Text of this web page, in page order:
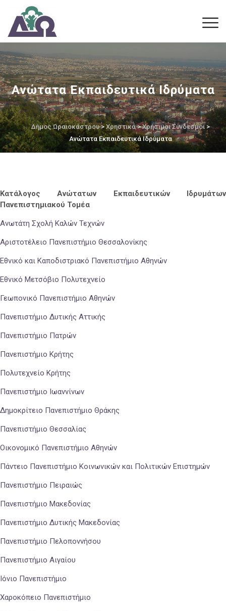
Ανώτατα Εκπαιδευτικά Ιδρύματα
Δήμος Ωραιοκάστρου>Χρηστικά>Χρήσιμοι Σύνδεσμοι>
Ανώτατα Εκπαιδευτικά Ιδρύματα
Κατάλογος Ανώτατων Εκπαιδευτικών Ιδρυμάτων
Πανεπιστημιακού Τομέα
Ανωτάτη Σχολή Καλών Τεχνών
Αριστοτέλειο Πανεπιστήμιο Θεσσαλονίκης
Εθνικό και Καποδιστριακό Πανεπιστήμιο Αθηνών
Εθνικό Μετσόβιο Πολυτεχνείο
Γεωπονικό Πανεπιστήμιο Αθηνών
Πανεπιστήμιο Δυτικής Αττικής
Πανεπιστήμιο Πατρών
Πανεπιστήμιο Κρήτης
Πολυτεχνείο Κρήτης
Πανεπιστήμιο Ιωαννίνων
Δημοκρίτειο Πανεπιστήμιο Θράκης
Πανεπιστήμιο Θεσσαλίας
Οικονομικό Πανεπιστήμιο Αθηνών
Πάντειο Πανεπιστήμιο Κοινωνικών και Πολιτικών Επιστημών
Πανεπιστήμιο Πειραιώς
Πανεπιστήμιο Μακεδονίας
Πανεπιστήμιο Δυτικής Μακεδονίας
Πανεπιστήμιο Πελοποννήσου
Πανεπιστήμιο Αιγαίου
Ιόνιο Πανεπιστήμιο
Χαροκόπειο Πανεπιστήμιο